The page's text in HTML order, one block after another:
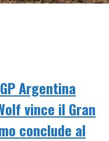
Argentina
vince il Gran
conclude al